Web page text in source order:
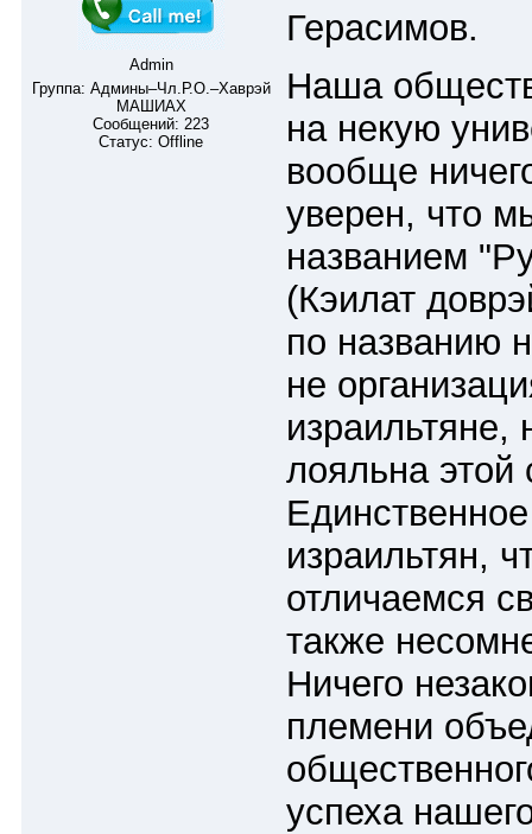
Admin
Группа: Админы–Чл.Р.О.–Хаврэй
МАШИАХ
Сообщений: 223
Статус: Offline
Герасимов.
Наша
на некую
вообще
уверен, что
названием
(Кэилат
по названию
не
израильтяне,
лояльна этой
израильтян,
отличаемся
также
Ничего
племени
успеха